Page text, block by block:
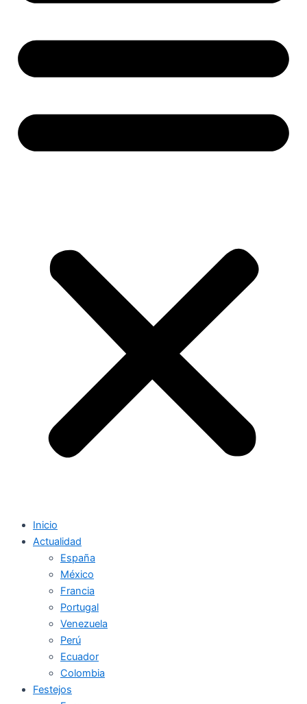
Inicio
Actualidad
España
México
Francia
Portugal
Venezuela
Perú
Ecuador
Colombia
Festejos